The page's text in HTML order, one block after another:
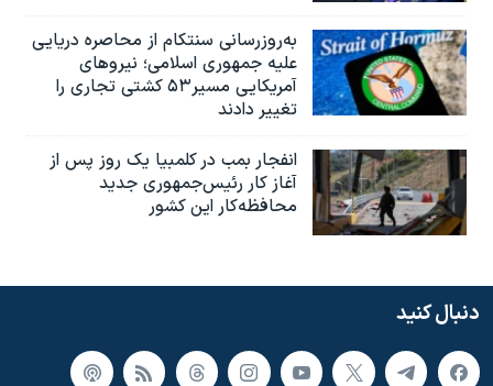
به‌روزرسانی سنتکام از محاصره دریایی
علیه جمهوری اسلامی؛ نیروهای
آمریکایی مسیر۵۳ کشتی تجاری را
تغییر دادند
انفجار بمب‌‌ در کلمبیا یک روز پس از
آغاز کار رئیس‌جمهوری جدید
محافظه‌کار این کشور
دنبال کنید